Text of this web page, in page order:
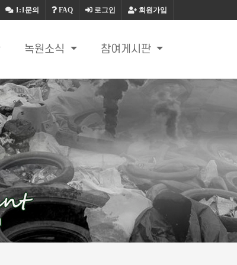
회원가입
로그인
FAQ
1:1문의
녹원소식 참여게시판